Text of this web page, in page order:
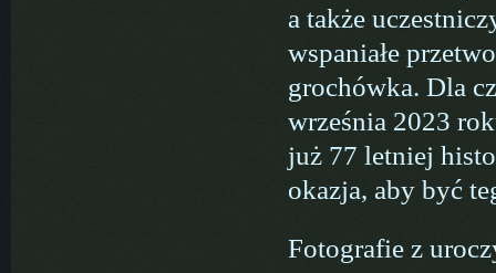
a także
wspaniałe
grochówka. Dla
września 2023
już 77 letniej
okazja, aby być
Fotografie z